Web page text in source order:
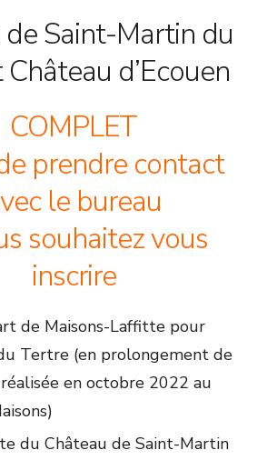
Saint-Martin du
d’Ecouen
COMPLET
prendre contact
le bureau
souhaitez vous
inscrire
de Maisons-Laffitte pour
Tertre (en prolongement de
en octobre 2022 au
du Château de Saint-Martin